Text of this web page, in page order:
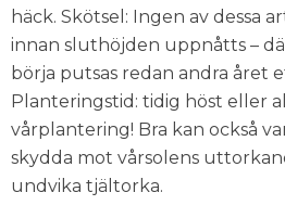
häck. Skötsel: Ingen av dessa
innan sluthöjden uppnåtts –
börja putsas redan andra året
Planteringstid: tidig höst eller
vårplantering! Bra kan också
skydda mot vårsolens
undvika tjältorka.